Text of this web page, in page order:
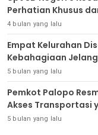
Perhatian Khusus
4 bulan yang lalu
Empat Kelurahan
Kebahagiaan
5 bulan yang lalu
Pemkot Palopo
Akses Transportasi
5 bulan yang lalu